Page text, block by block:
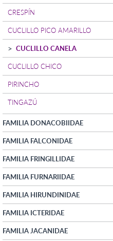
CRESPÍN
CUCLILLO PICO AMARILLO
CUCLILLO CANELA
CUCLILLO CHICO
PIRINCHO
TINGAZÚ
FAMILIA DONACOBIIDAE
FAMILIA FALCONIDAE
FAMILIA FRINGILLIDAE
FAMILIA FURNARIIDAE
FAMILIA HIRUNDINIDAE
FAMILIA ICTERIDAE
FAMILIA JACANIDAE